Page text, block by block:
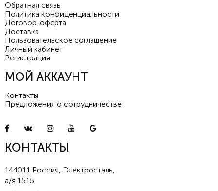
Обратная связь
Политика конфиденциальности
Договор-оферта
Доставка
Пользовательское соглашение
Личный кабинет
Регистрация
МОЙ АККАУНТ
Контакты
Предложения о сотрудничестве
КОНТАКТЫ
144011 Россия, Электросталь,
а/я 1515